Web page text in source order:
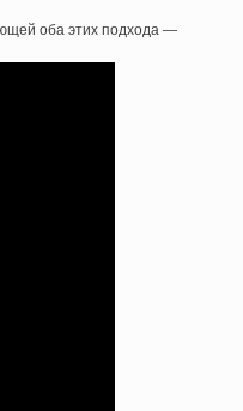
оба этих подхода —